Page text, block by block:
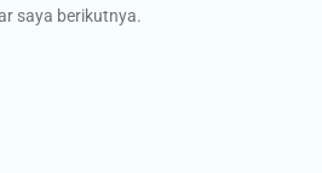
saya berikutnya.